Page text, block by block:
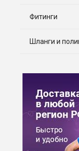
Фитинги
Шланги и